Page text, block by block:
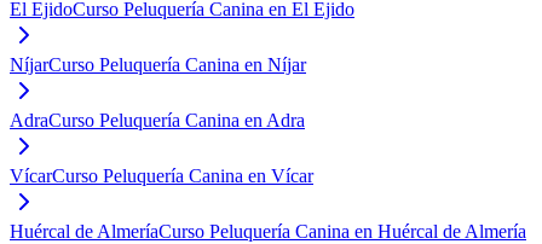
El EjidoCurso Peluquería Canina en El Ejido
NíjarCurso Peluquería Canina en Níjar
AdraCurso Peluquería Canina en Adra
VícarCurso Peluquería Canina en Vícar
Huércal de AlmeríaCurso Peluquería Canina en Huércal de Almería